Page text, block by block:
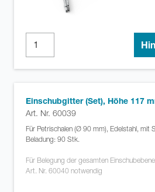
Einschubgitter (Set), Höhe 117
Art. Nr. 60039
Für Petrischalen (Ø 90 mm), Edelstahl, mit
Beladung: 90 Stk.
Für Belegung der gesamten
Art. Nr. 60040 notwendig